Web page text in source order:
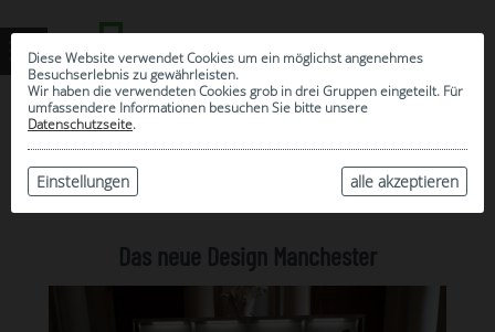
Diese Website verwendet Cookies um ein möglichst angenehmes
Besuchserlebnis zu gewährleisten.
Wir haben die verwendeten Cookies grob in drei Gruppen eingeteilt. Für
umfassendere Informationen besuchen Sie bitte unsere
Datenschutzseite.
alle akzeptieren
Einstellungen
Das neue Design Manchester